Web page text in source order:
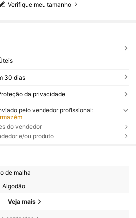
Verifique meu tamanho
30 dias
da privacidade
pelo vendedor profissional:
do vendedor
e/ou produto
de malha
Algodão
Veja mais